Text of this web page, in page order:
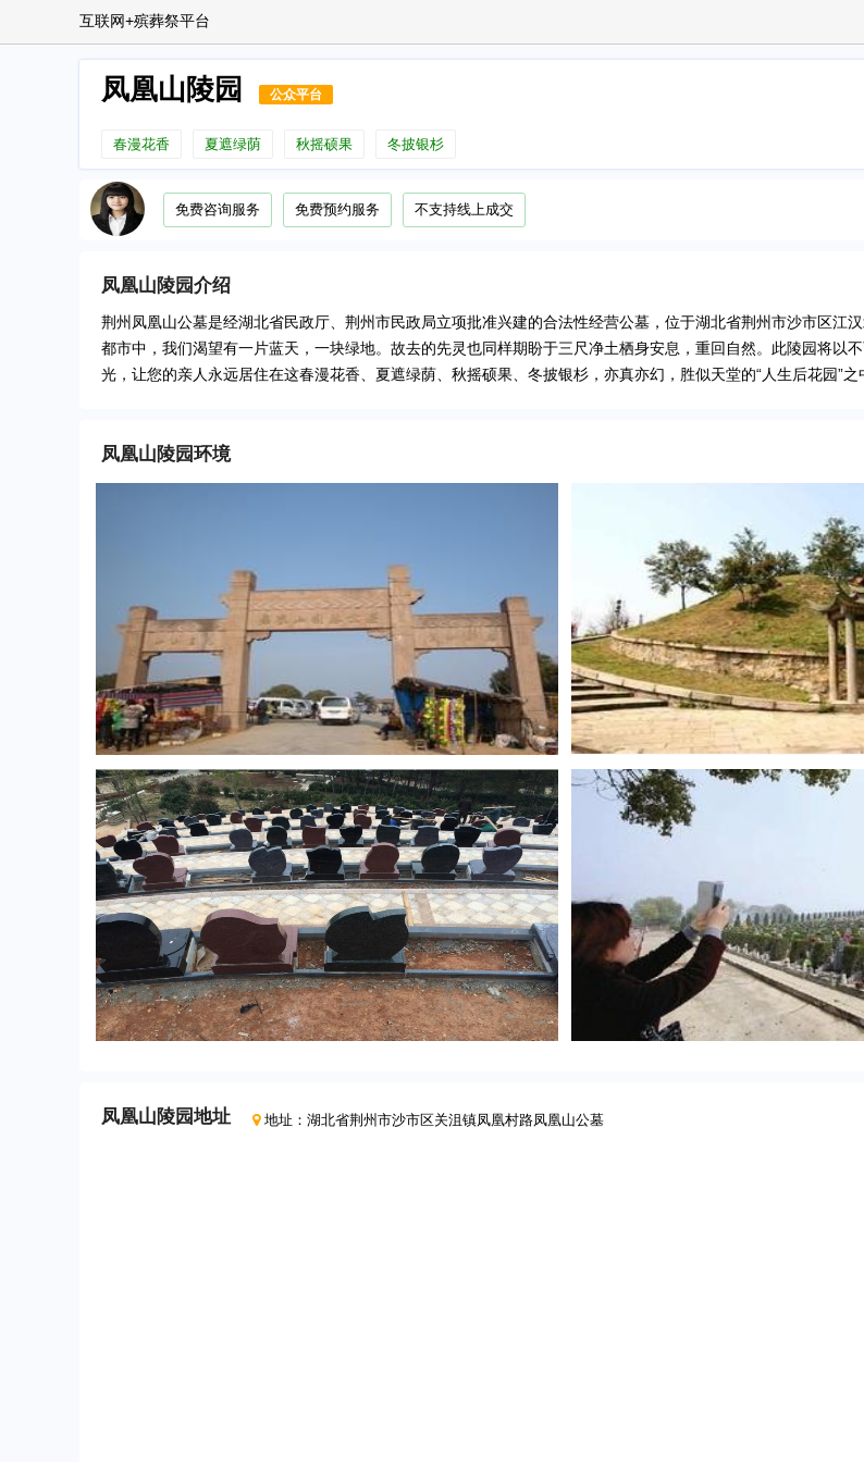
互联网+殡葬祭平台
凤凰山陵园 公众平台
春漫花香 夏遮绿荫 秋摇硕果 冬披银杉
免费咨询服务 免费预约服务 不支持线上成交
凤凰山陵园介绍
荆州凤凰山公墓是经湖北省民政厅、荆州市民政局立项批准兴建的合法性经营公墓，位于湖北省荆州市沙市区江
都市中，我们渴望有一片蓝天，一块绿地。故去的先灵也同样期盼于三尺净土栖身安息，重回自然。此陵园将以
光，让您的亲人永远居住在这春漫花香、夏遮绿荫、秋摇硕果、冬披银杉，亦真亦幻，胜似天堂的“人生后花园”之
凤凰山陵园环境
凤凰山陵园地址 地址： 湖北省荆州市沙市区关沮镇凤凰村路凤凰山公墓